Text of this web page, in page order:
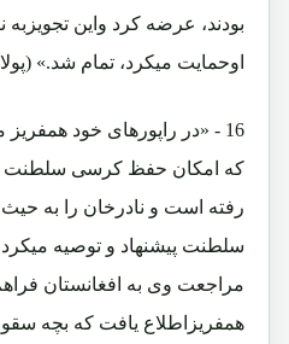
بودند، عرضه کرد واین تجویزبه
اوحمایت میکرد، تمام شد.»
16 - «در راپورهای خود
که امکان حفظ کرسی سلطنت
رفته است و نادرخان را به حیث
سلطنت پیشنهاد و توصیه
مراجعت وی به افغانستان
همفریزاطلاع یافت که بچه سقو